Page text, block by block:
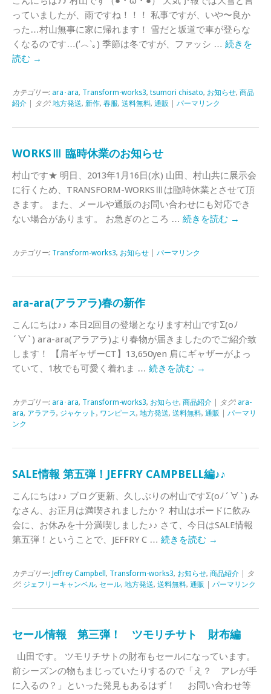
っていましたが、雨ですね！！！ 私事ですが、いや〜良か
った…村山無事に家に帰れます！ 雪だと坂道で車が登らな
くなるのです…(′︿‵｡) 季節は冬ですが、ファッシ … 続きを
読む →
カテゴリー: ara･ara, Transform-works3, tsumori chisato, お知らせ, 商品
紹介 | タグ: 地方発送, 新作, 春服, 送料無料, 通販 パーマリンク
WORKSⅢ 臨時休業のお知らせ
村山です★ 明日、2013年1月16日(水) 山田、村山共に展示会
に行くため、TRANSFORM-WORKSⅢは臨時休業とさせて頂
きます。 また、メールや通販のお問い合わせにも対応でき
ない場合があります。 お急ぎのところ … 続きを読む →
カテゴリー: Transform-works3, お知らせ パーマリンク
ara-ara(アラアラ)春の新作
こんにちは♪♪ 本日2回目の登場となります村山ですΣ(oﾉ
´∀`) ara-ara(アラアラ)より春物が届きましたのでご紹介致
します！ 【肩ギャザーCT】13,650yen 肩にギャザーがよっ
ていて、1枚でも可愛く着れま … 続きを読む →
カテゴリー: ara･ara, Transform-works3, お知らせ, 商品紹介 | タグ: ara-
ara, アラアラ, ジャケット , ワンピース, 地方発送, 送料無料, 通販
パーマリ
ンク
SALE情報 第五弾！JEFFRY CAMPBELL編♪♪
こんにちは♪♪ ブログ更新、久しぶりの村山ですΣ(oﾉ´∀`) み
なさん、お正月は満喫されましたか？ 村山はボードに飲み
会に、お休みを十分満喫しました♪♪ さて、今日はSALE情報
第五弾！ということで、JEFFRY C … 続きを読む →
カテゴリー: Jeffrey Campbell , Transform-works3, お知らせ, 商品紹介 | タ
グ: ジェフリーキャンベル, セール, 地方発送, 送料無料, 通販 パーマリンク
セール情報 第三弾！ ツモリチサト 財布編
山田です。 ツモリチサトの財布もセールになっています。
前シーズンの物もまじっていたりするので「え？ アレが手
に入るの？」といった発見もあるはず！ お問い合わせ等